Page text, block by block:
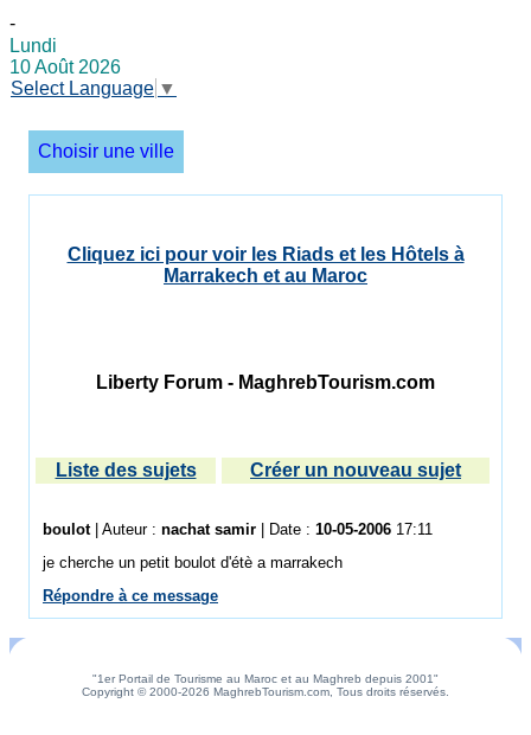
-
Lundi
10 Août 2026
Select Language ▼
Choisir une ville
Cliquez ici pour voir les Riads et les Hôtels à
Marrakech et au Maroc
Liberty Forum - MaghrebTourism.com
Liste des sujets Créer un nouveau sujet
boulot| Auteur : nachat samir | Date : 10-05-2006 17:11
je cherche un petit boulot d'étè a marrakech
Répondre à ce message
"1er Portail de Tourisme au Maroc et au Maghreb depuis 2001"
Copyright © 2000-2026 MaghrebTourism.com, Tous droits réservés.